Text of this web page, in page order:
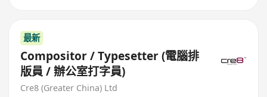
最新
Compositor / Typesetter (電腦排
版員 / 辦公室打字員)
Cre8 (Greater China) Ltd